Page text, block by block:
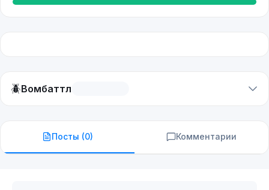
🪲Вомбаттл
Посты (0) Комментарии